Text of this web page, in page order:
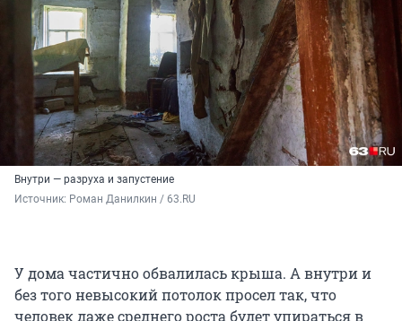
Внутри — разруха и запустение
Источник: Роман Данилкин / 63.RU
У дома частично обвалилась крыша. А внутри и
без того невысокий потолок просел так, что
человек даже среднего роста будет упираться в